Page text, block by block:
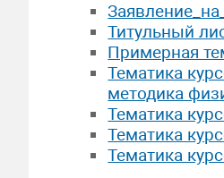
Титульный
Примерная
Тематика
методика
Тематика
Тематика
Тематика